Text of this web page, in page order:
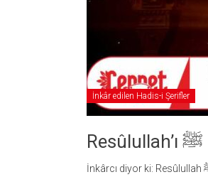
İnkâr edilen Hadis-i Şerifler
İnkârcı diyor ki: Resûlullah ﷺ şöyle buyurmuş: ” Beni gören veya beni göreni gören bir Müslümana ateş